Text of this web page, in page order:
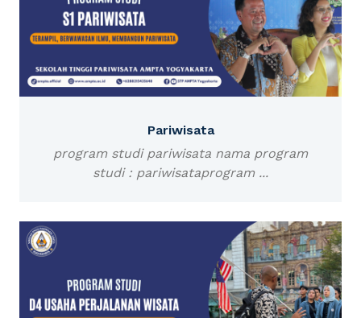
Pariwisata
program studi pariwisata nama program
studi : pariwisataprogram ...